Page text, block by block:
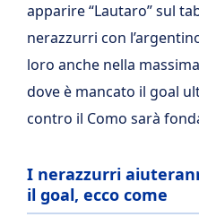
apparire “Lautaro” sul
nerazzurri con
loro anche nella
dove è mancato il goal
contro il Como sarà
I nerazzurri
il goal, ecco come